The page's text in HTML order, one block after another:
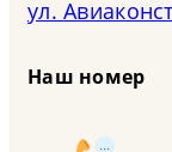
ул.
Наш номер